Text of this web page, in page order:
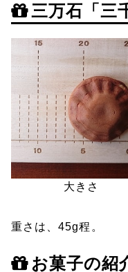
三万石「三
大きさ
重さは、45g程。
お菓子の紹